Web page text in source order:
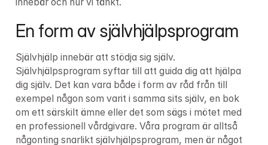
En form av självhjälpsprogram
Självhjälp innebär att stödja sig själv.
Självhjälpsprogram syftar till att guida dig att hjälpa
dig själv. Det kan vara både i form av råd från till
exempel någon som varit i samma sits själv, en bok
om ett särskilt ämne eller det som sägs i mötet med
en professionell vårdgivare. Våra program är alltså
någonting snarlikt självhjälpsprogram, men är något